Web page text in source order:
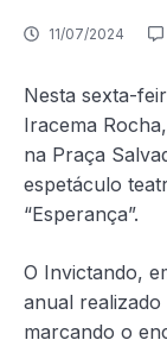
11/07/2024
Nesta sexta-
Iracema
na Praça
espetáculo
“Esperança”.
O Invictando,
anual
marcando o